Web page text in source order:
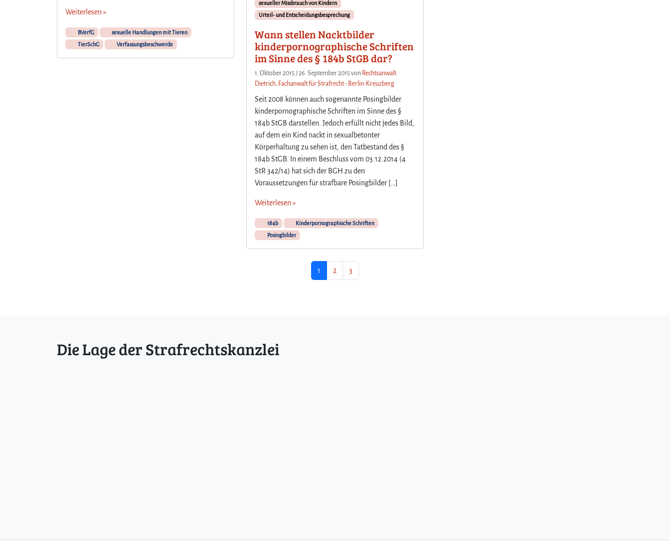
Weiterlesen »
BVerfG
sexuelle Handlungen mit Tieren
TierSchG
Verfassungsbeschwerde
sexueller Missbrauch von Kindern
Urteil- und Entscheidungsbesprechung
Wann stellen Nacktbilder
kinderpornographische Schriften
im Sinne des § 184b StGB dar?
1. Oktober 2015 /26. September 2015von Rechtsanwalt
Dietrich, Fachanwalt für Strafrecht - Berlin-Kreuzberg
Seit 2008 können auch sogenannte Posingbilder
kinderpornographische Schriften im Sinne des §
184b StGB darstellen. Jedoch erfüllt nicht jedes Bild,
auf dem ein Kind nackt in sexualbetonter
Körperhaltung zu sehen ist, den Tatbestand des §
184b StGB. In einem Beschluss vom 03.12.2014 (4
StR 342/14) hat sich der BGH zu den
Voraussetzungen für strafbare Posingbilder […]
Weiterlesen »
184b
Kinderpornographische Schriften
Posingbilder
Aktuelle Seite
1 Seite
2 Seite
3
Die Lage der Strafrechtskanzlei